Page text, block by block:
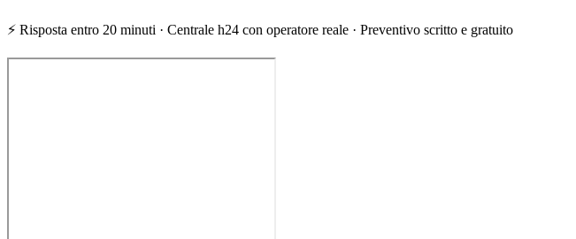
⚡ Risposta entro 20 minuti · Centrale h24 con operatore reale · Preventivo scritto e gratuito